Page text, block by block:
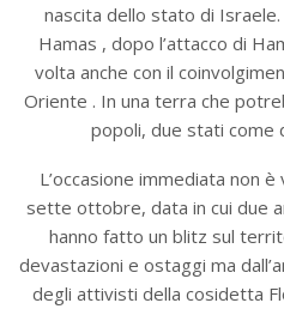
nascita dello stato di
Hamas , dopo l’attacco di
volta anche con il
Oriente . In una terra che
popoli, due stati come
L’occasione immediata non
sette ottobre, data in cui due
hanno fatto un blitz sul
devastazioni e ostaggi ma
degli attivisti della cosidetta